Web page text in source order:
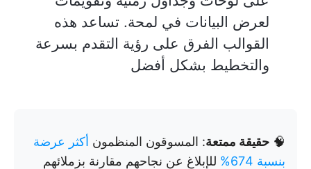
لعرض البيانات في لمحة. تساعد هذه
القوالب الفرق على رؤية التقدم بسرعة
والتخطيط بشكل أفضل
🧠 حقيقة ممتعة: المسوقون المنظمون أكثر عرضة
بنسبة 674%
للإبلاغ عن نجاحهم مقارنة بزملائهم